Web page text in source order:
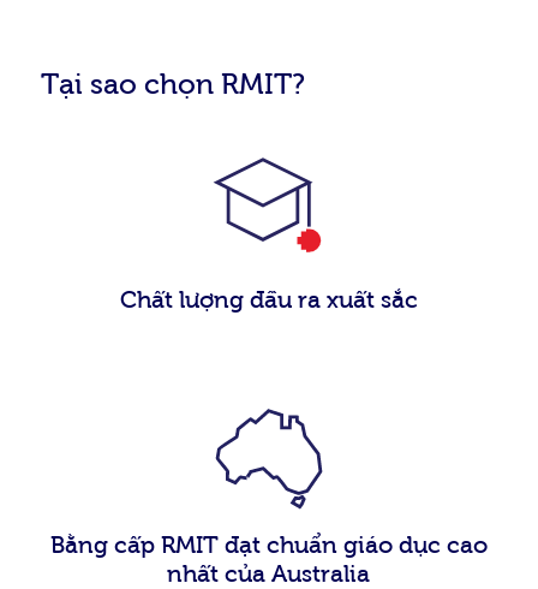
Tại sao chọn RMIT?
Chất lượng đầu ra xuất sắc
Bằng cấp RMIT đạt chuẩn giáo dục cao
nhất của Australia